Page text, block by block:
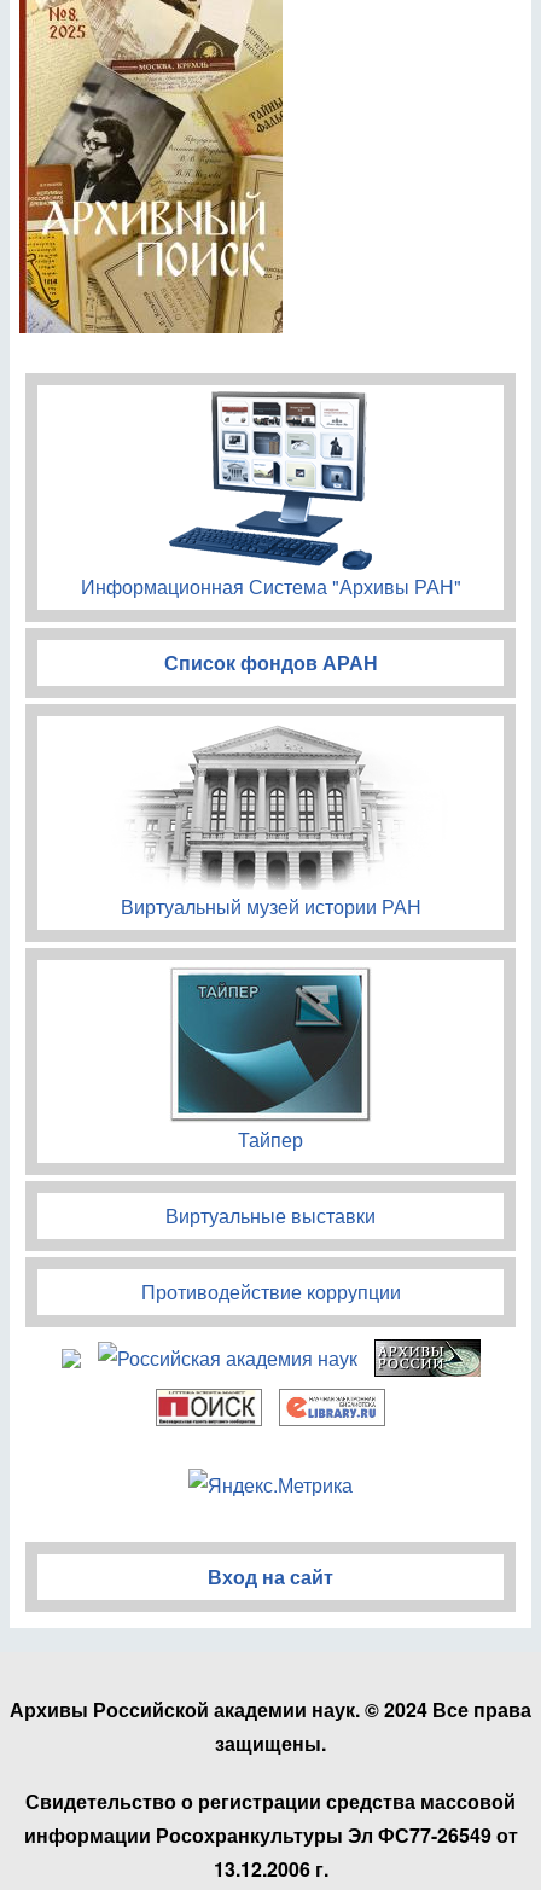
Информационная Система "Архивы РАН"
Список фондов АРАН
Виртуальный музей истории РАН
Тайпер
Виртуальные выставки
Противодействие коррупции
Вход на сайт
Архивы Российской академии наук. © 2024 Все права
защищены.
Свидетельство о регистрации средства массовой
информации Росохранкультуры Эл ФС77-26549 от
13.12.2006 г.